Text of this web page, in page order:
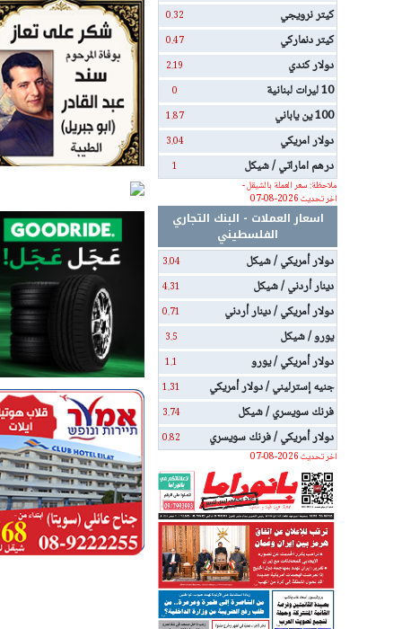
كيتر نرويجي 0.32
كيتر دنماركي 0.47
دولار كندي 2.19
10 ليرات لبنانية 0
100 ين ياباني 1.87
دولار امريكي 3.04
درهم اماراتي / شيكل
1
ملاحظة: سعر العملة بالشيقل -
اخر تحديث 2026-08-07
اسعار العملات - البنك التجاري
الفلسطيني
دولار أمريكي / شيكل
3.04
دينار أردني / شيكل 4.31
دولار أمريكي / دينار أردني 0.71
يورو / شيكل 3.5
دولار أمريكي / يورو 1.1
جنيه إسترليني / دولار أمريكي 1.31
فرنك سويسري / شيكل 3.74
دولار أمريكي / فرنك سويسري
0.82
اخر تحديث 2026-08-07